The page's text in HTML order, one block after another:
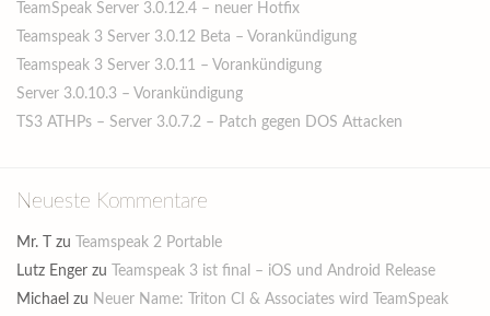
TeamSpeak Server 3.0.12.4 – neuer Hotfix
Teamspeak 3 Server 3.0.12 Beta – Vorankündigung
Teamspeak 3 Server 3.0.11 – Vorankündigung
Server 3.0.10.3 – Vorankündigung
TS3 ATHPs – Server 3.0.7.2 – Patch gegen DOS Attacken
Neueste Kommentare
Mr. T zu
Teamspeak 2 Portable
Lutz Enger zu
Teamspeak 3 ist final – iOS und Android Release
Michael zu Neuer Name: Triton CI & Associates wird TeamSpeak